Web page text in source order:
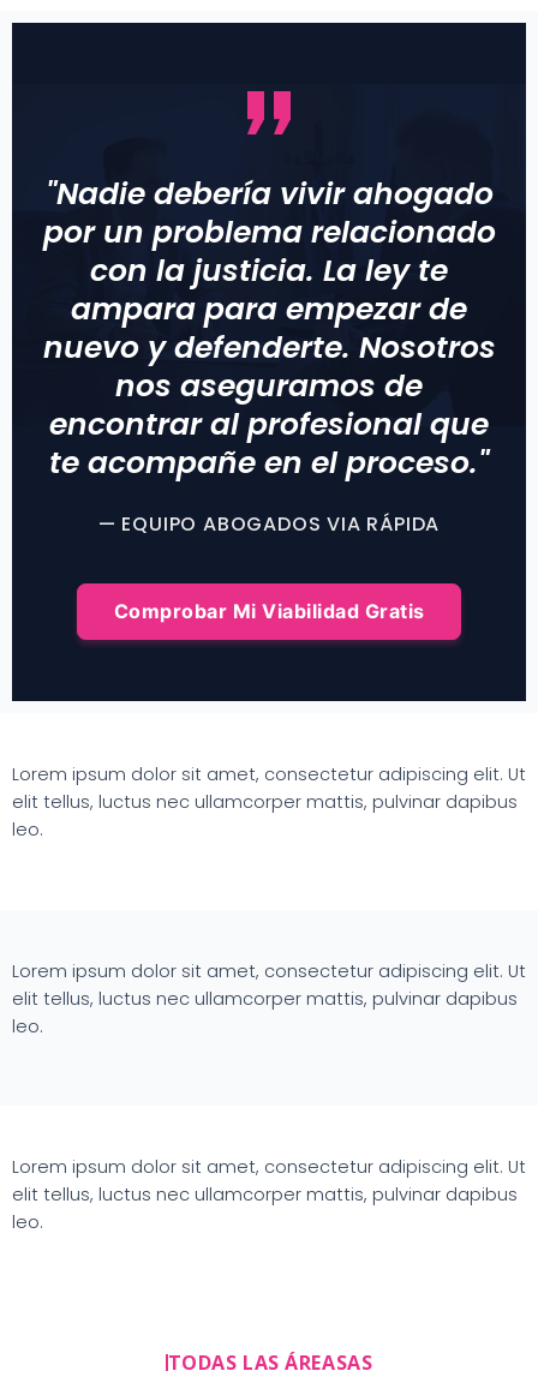
"Nadie debería vivir ahogado
por un problema relacionado
con la justicia. La ley te
ampara para empezar de
nuevo y defenderte. Nosotros
nos aseguramos de
encontrar al profesional que
te acompañe en el proceso."
— EQUIPO ABOGADOS VIA RÁPIDA
Comprobar Mi Viabilidad Gratis
Lorem ipsum dolor sit amet, consectetur adipiscing elit. Ut
elit tellus, luctus nec ullamcorper mattis, pulvinar dapibus
leo.
Lorem ipsum dolor sit amet, consectetur adipiscing elit. Ut
elit tellus, luctus nec ullamcorper mattis, pulvinar dapibus
leo.
Lorem ipsum dolor sit amet, consectetur adipiscing elit. Ut
elit tellus, luctus nec ullamcorper mattis, pulvinar dapibus
leo.
TODAS LAS ÁREASAS